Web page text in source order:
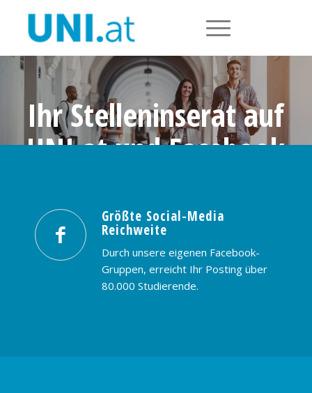
Ihr Stelleninserat auf
UNI.at und Facebook
PREISE & BUCHUNG KONTAKT
Größte Social-Media
Reichweite
Durch unsere eigenen Facebook-
Gruppen, erreicht Ihr Posting über
80.000 Studierende.